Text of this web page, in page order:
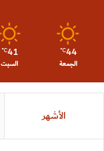
44
℃
الجمعة
41
℃
السبت
الأشهر